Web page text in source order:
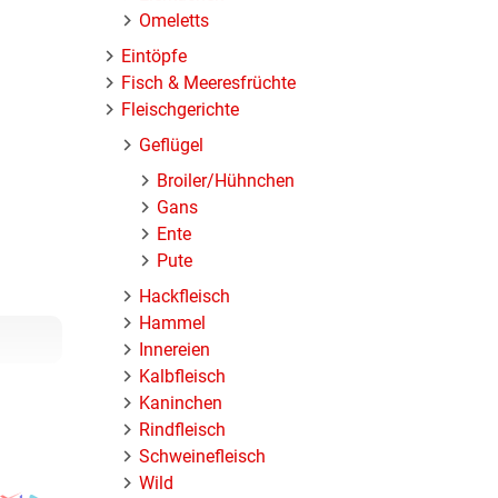
Omeletts
Eintöpfe
Fisch & Meeresfrüchte
Fleischgerichte
Geflügel
Broiler/Hühnchen
Gans
Ente
Pute
Hackfleisch
Hammel
Innereien
Kalbfleisch
Kaninchen
Rindfleisch
Schweinefleisch
Wild